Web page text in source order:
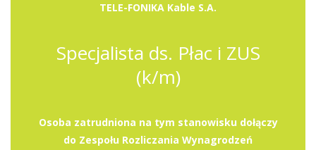
TELE-FONIKA Kable S.A.
Specjalista ds. Płac i ZUS
(k/m)
Osoba zatrudniona na tym stanowisku dołączy
do Zespołu Rozliczania Wynagrodzeń